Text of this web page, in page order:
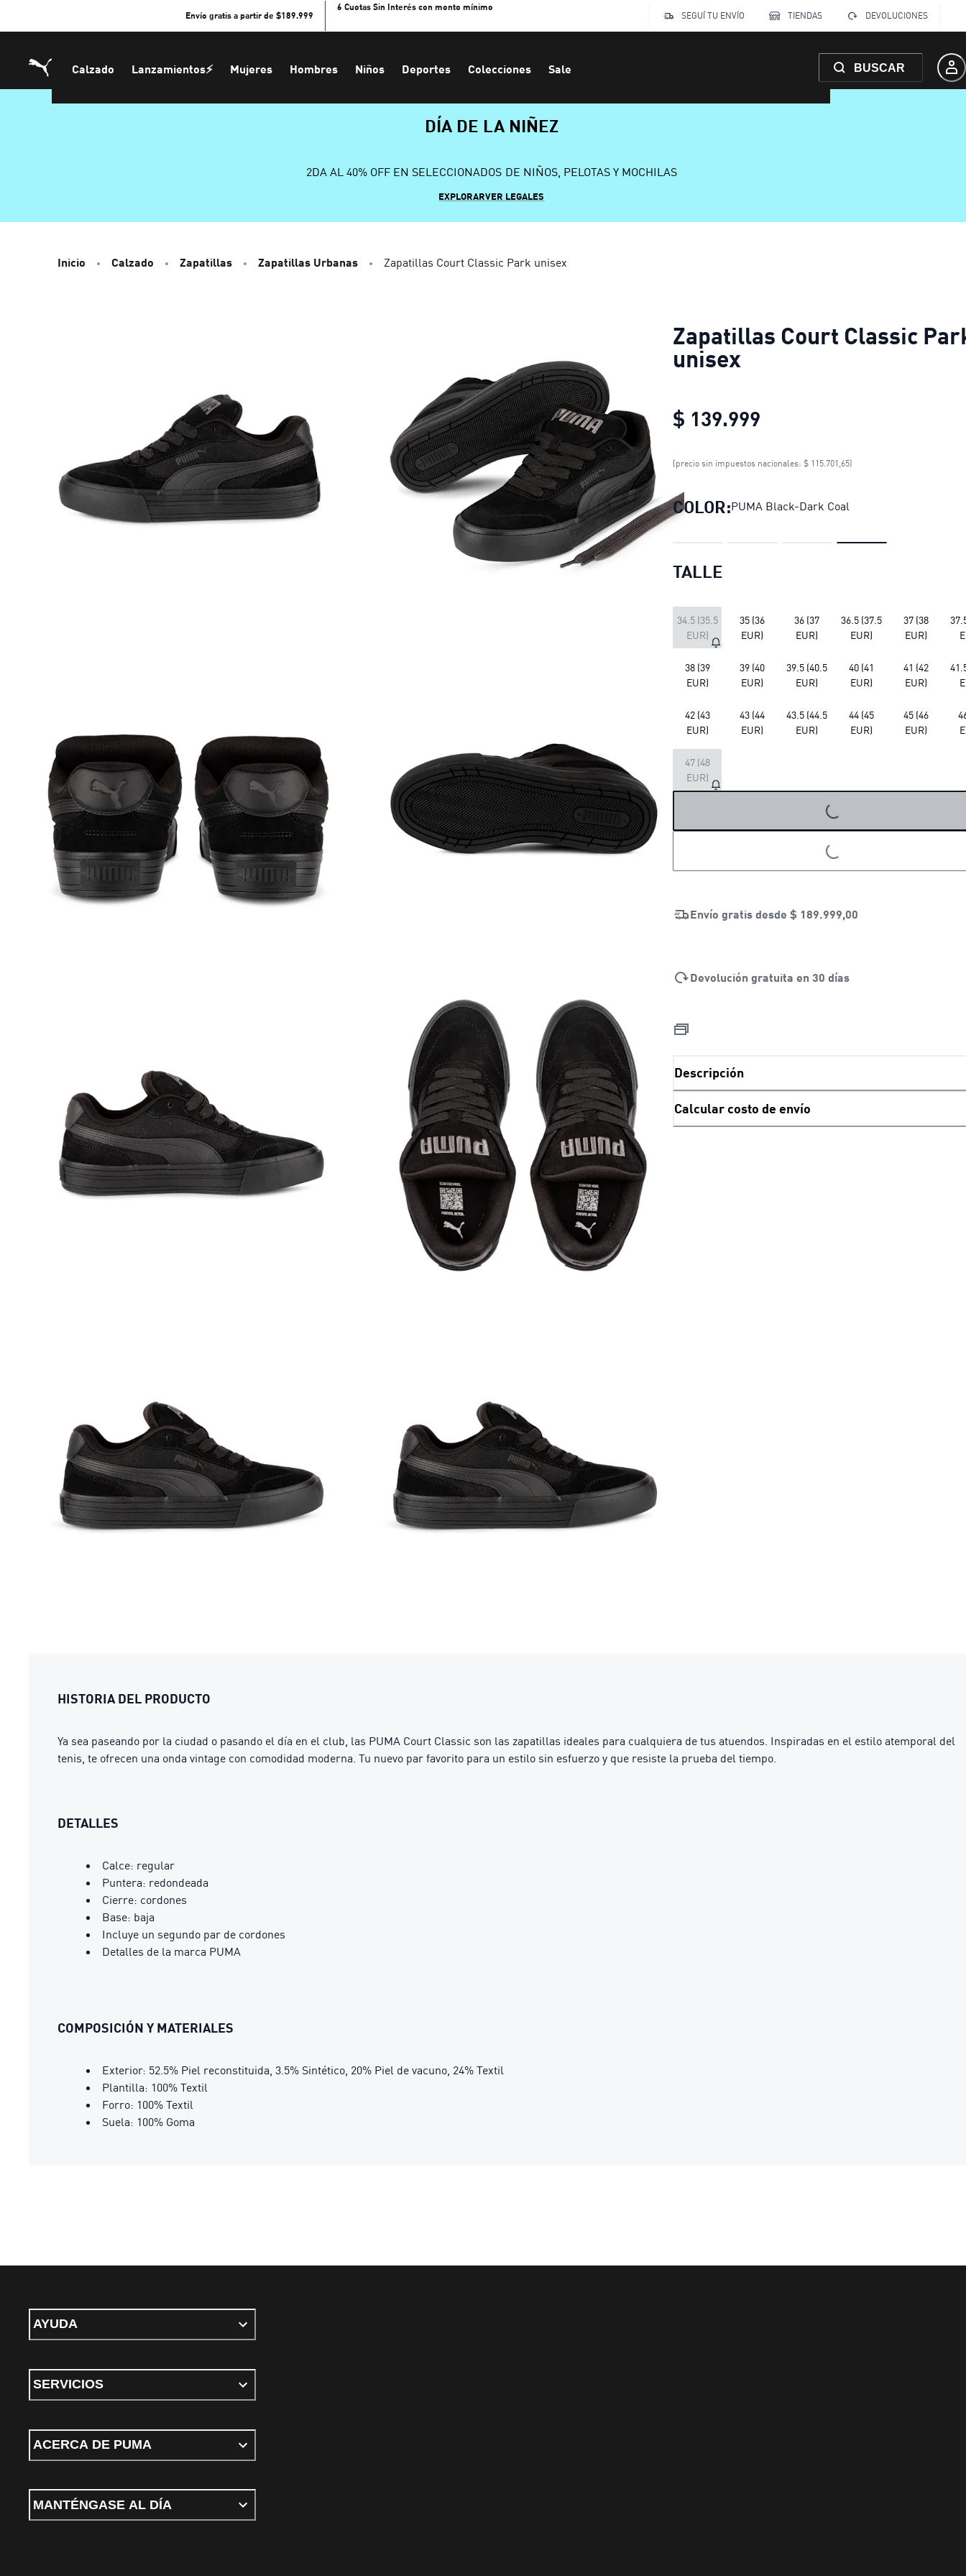
Envío gratis a partir de $189.999
6 Cuotas Sin Interés con monto mínimo
SEGUÍ TU ENVÍO
TIENDAS DEVOLUCIONES
Calzado Lanzamientos⚡ Mujeres Hombres Niños Deportes Colecciones Sale BUSCAR
DÍA DE LA NIÑEZ
2DA AL 40% OFF EN SELECCIONADOS DE NIÑOS, PELOTAS Y MOCHILAS
EXPLORARVER LEGALES
Inicio Calzado Zapatillas Zapatillas Urbanas Zapatillas Court Classic Park unisex
Zapatillas Court Classic
unisex
$ 139.999
Zapatillas Court Classic
(precio sin impuestos nacionales: $ 115.701,65)
COLOR:PUMA Black-Dark Coal
TALLE
34.5 (35.5
EUR)
35 (36
EUR)
36 (37
EUR)
36.5 (37.5
EUR)
37 (38
EUR)
38 (39
EUR)
39 (40
EUR)
39.5 (40.5
EUR)
40 (41
EUR)
41 (42
EUR)
42 (43
EUR)
43 (44
EUR)
43.5 (44.5
EUR)
44 (45
EUR)
45 (46
EUR)
47 (48
EUR)
LOADING...
LOADING...
Envío gratis desde $ 189.999,00
Devolución gratuita en 30 días
Descripción
Calcular costo de envío
HISTORIA DEL PRODUCTO
Ya sea paseando por la ciudad o pasando el día en el club, las PUMA Court Classic son las zapatillas ideales para cualquiera de tus atuendos. Inspiradas en el estilo atemporal del
tenis, te ofrecen una onda vintage con comodidad moderna. Tu nuevo par favorito para un estilo sin esfuerzo y que resiste la prueba del tiempo.
DETALLES
Calce: regular
Puntera: redondeada
Cierre: cordones
Base: baja
Incluye un segundo par de cordones
Detalles de la marca PUMA
COMPOSICIÓN Y MATERIALES
Exterior: 52.5% Piel reconstituida, 3.5% Sintético, 20% Piel de vacuno, 24% Textil
Plantilla: 100% Textil
Forro: 100% Textil
Suela: 100% Goma
AYUDA
SERVICIOS
ACERCA DE PUMA
MANTÉNGASE AL DÍA